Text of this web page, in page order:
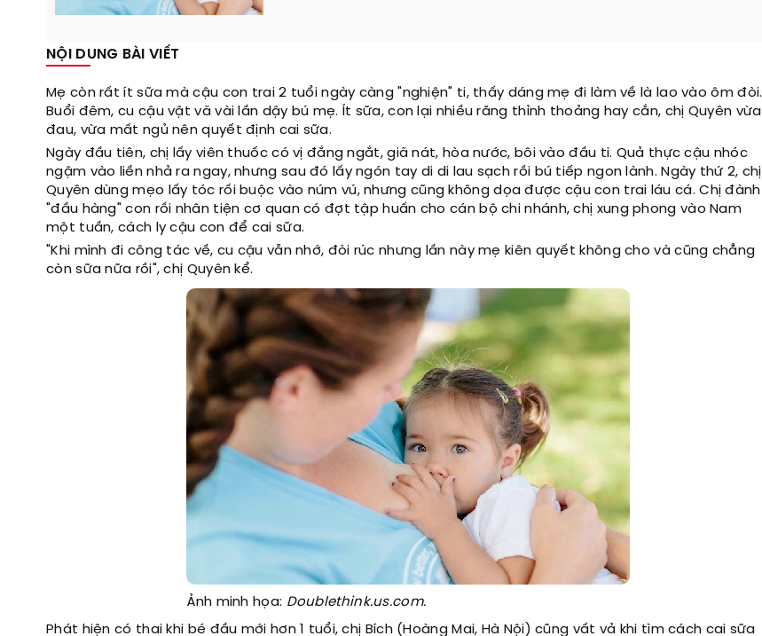
NỘI DUNG BÀI VIẾT
Mẹ còn rất ít sữa mà cậu con trai 2 tuổi ngày càng "nghiện" ti, thấy dáng mẹ đi làm về là lao vào ôm đòi.
Buổi đêm, cu cậu vật vã vài lần dậy bú mẹ. Ít sữa, con lại nhiều răng thỉnh thoảng hay cắn, chị Quyên vừa
đau, vừa mất ngủ nên quyết định cai sữa.
Ngày đầu tiên, chị lấy viên thuốc có vị đắng ngắt, giã nát, hòa nước, bôi vào đầu ti. Quả thực cậu nhóc
ngậm vào liền nhả ra ngay, nhưng sau đó lấy ngón tay di di lau sạch rồi bú tiếp ngon lành. Ngày thứ 2, chị
Quyên dùng mẹo lấy tóc rối buộc vào núm vú, nhưng cũng không dọa được cậu con trai láu cá. Chị đành
"đầu hàng" con rồi nhân tiện cơ quan có đợt tập huấn cho cán bộ chi nhánh, chị xung phong vào Nam
một tuần, cách ly cậu con để cai sữa.
"Khi mình đi công tác về, cu cậu vẫn nhớ, đòi rúc nhưng lần này mẹ kiên quyết không cho và cũng chẳng
còn sữa nữa rồi", chị Quyên kể.
Ảnh minh họa: Doublethink.us.com.
Phát hiện có thai khi bé đầu mới hơn 1 tuổi, chị Bích (Hoàng Mai, Hà Nội) cũng vất vả khi tìm cách cai sữa